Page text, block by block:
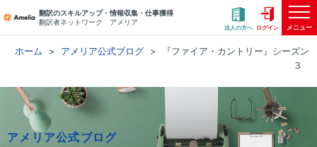
翻訳のスキルアップ・情報収集・仕事獲得
翻訳者ネットワーク アメリア
法人の方へ ログイン メニュー
ホーム アメリア公式ブログ
『ファイア・カントリー』シーズン
３
アメリア公式ブログ